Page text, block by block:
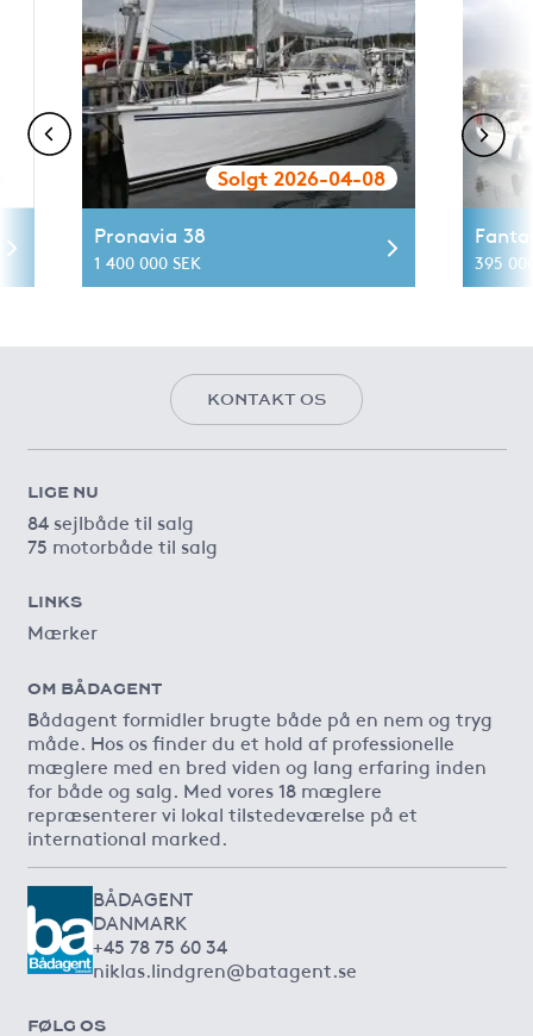
Solgt 2026-04-08
Pronavia 38
1 400 000 SEK 395
KONTAKT OS
LIGE NU
84 sejlbåde til salg
75 motorbåde til salg
LINKS
Mærker
OM BÅDAGENT
Bådagent formidler brugte både på en nem og tryg
måde. Hos os finder du et hold af professionelle
mæglere med en bred viden og lang erfaring inden
for både og salg. Med vores 18 mæglere
repræsenterer vi lokal tilstedeværelse på et
international marked.
BÅDAGENT
DANMARK
+45 78 75 60 34
niklas.lindgren@batagent.se
FØLG OS